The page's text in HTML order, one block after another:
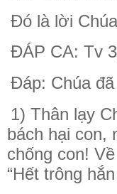
Ðó là lời
ĐÁP CA: Tv
Ðáp: Chúa
1) Thân lạy
bách hại con,
chống con!
“Hết trông